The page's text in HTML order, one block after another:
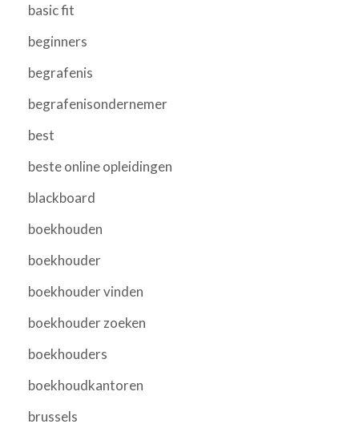
basic fit
beginners
begrafenis
begrafenisondernemer
best
beste online opleidingen
blackboard
boekhouden
boekhouder
boekhouder vinden
boekhouder zoeken
boekhouders
boekhoudkantoren
brussels